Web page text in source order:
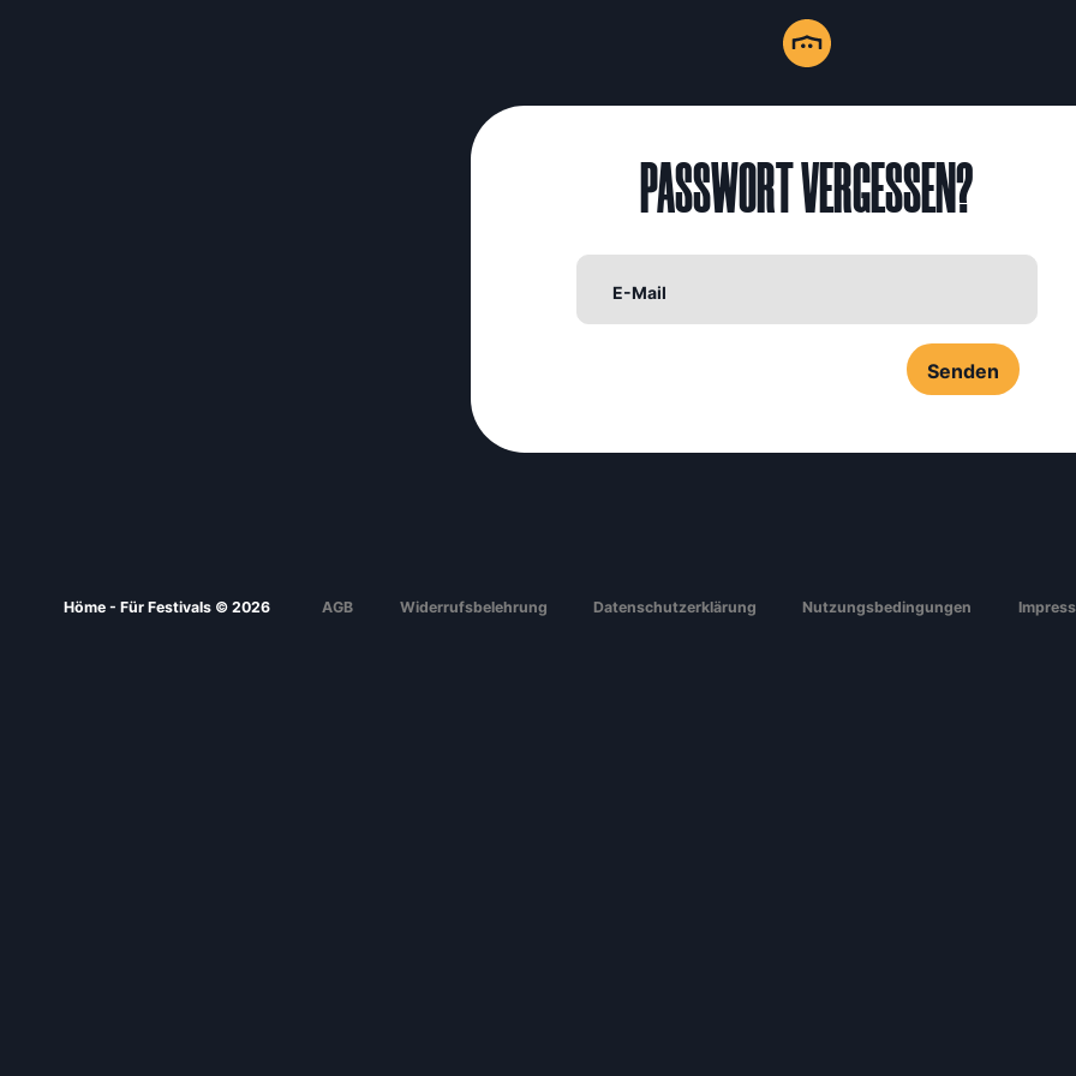
PASSWORTVERGESSEN?
E-Mail
Senden
Höme - Für Festivals © 2026 AGB Widerrufsbelehrung Datenschutzerklärung Nutzungsbedingungen